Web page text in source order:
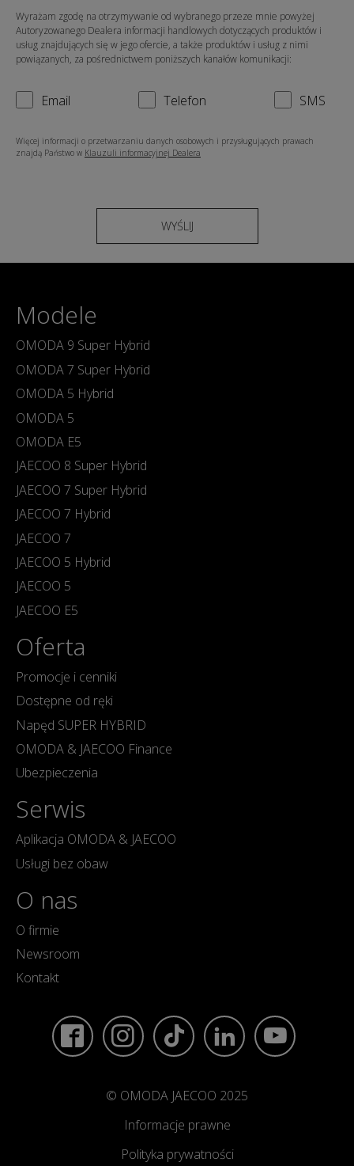
Wyrażam zgodę na otrzymywanie od wybranego przeze mnie powyżej
Autoryzowanego Dealera informacji handlowych dotyczących produktów i
usług znajdujących się w jego ofercie, a także produktów i usług z nimi
powiązanych, za pośrednictwem poniższych kanałów komunikacji:
Email Telefon SMS
Więcej informacji o przetwarzaniu danych osobowych i przysługujących prawach
znajdą Państwo w Klauzuli informacyjnej Dealera
WYŚLIJ
Modele
OMODA 9 Super Hybrid
OMODA 7 Super Hybrid
OMODA 5 Hybrid
OMODA 5
OMODA E5
JAECOO 8 Super Hybrid
JAECOO 7 Super Hybrid
JAECOO 7 Hybrid
JAECOO 7
JAECOO 5 Hybrid
JAECOO 5
JAECOO E5
Oferta
Promocje i cenniki
Dostępne od ręki
Napęd SUPER HYBRID
OMODA & JAECOO Finance
Ubezpieczenia
Serwis
Aplikacja OMODA & JAECOO
Usługi bez obaw
O nas
O firmie
Newsroom
Kontakt
© OMODA JAECOO 2025
Informacje prawne
Polityka prywatności